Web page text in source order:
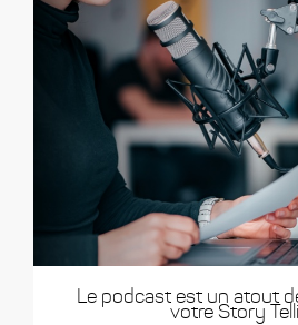
Le podcast est un atout
votre Story